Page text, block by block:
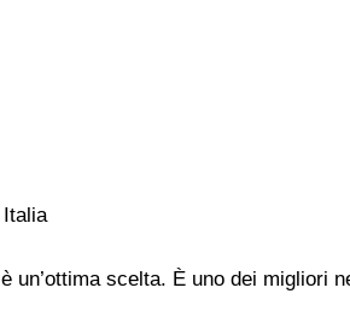
è un’ottima scelta. È uno dei migliori